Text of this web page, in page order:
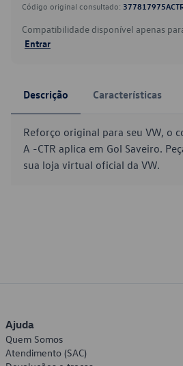
Código original consultado:
Compatibilidade disponível apenas
Entrar
Descrição Características
Reforço original para seu VW, o
A -CTR aplica em Gol Saveiro.
sua loja virtual oficial da VW.
Ajuda
Quem Somos
Atendimento (SAC)